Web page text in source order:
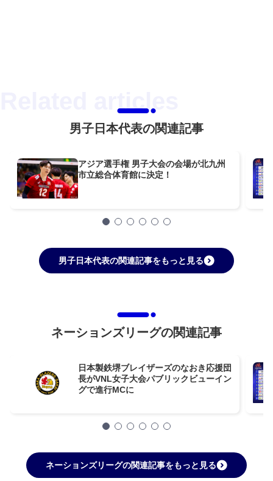
男子日本代表の関連記事
アジア選手権 男子大会の会場が北九州
市立総合体育館に決定！
男子日本代表の関連記事をもっと見る
ネーションズリーグの関連記事
日本製鉄堺ブレイザーズのなおき応援団
長がVNL女子大会パブリックビューイン
グで進行MCに
ネーションズリーグの関連記事をもっと見る